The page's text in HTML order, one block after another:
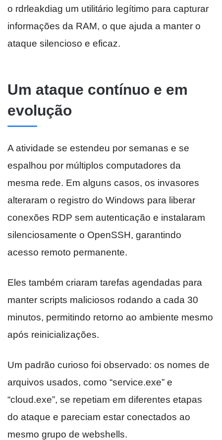
o rdrleakdiag um utilitário legítimo para capturar
informações da RAM, o que ajuda a manter o
ataque silencioso e eficaz.
Um ataque contínuo e em
evolução
A atividade se estendeu por semanas e se
espalhou por múltiplos computadores da
mesma rede. Em alguns casos, os invasores
alteraram o registro do Windows para liberar
conexões RDP sem autenticação e instalaram
silenciosamente o OpenSSH, garantindo
acesso remoto permanente.
Eles também criaram tarefas agendadas para
manter scripts maliciosos rodando a cada 30
minutos, permitindo retorno ao ambiente mesmo
após reinicializações.
Um padrão curioso foi observado: os nomes de
arquivos usados, como “service.exe” e
“cloud.exe”, se repetiam em diferentes etapas
do ataque e pareciam estar conectados ao
mesmo grupo de webshells.